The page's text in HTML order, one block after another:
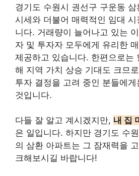
경기도 수원시 권선구 구운동
시세와 더불어 매력적인 임대
니다. 거래량이 늘어나고 있는
자 및 투자자 모두에게 유리한
제공하고 있습니다. 한편으로는
해 지역 가치 상승 기대도 크므
투자 결정을 고려 중인 분들에
것입니다.
다들 잘 알고 계시겠지만, 내 집
은 일입니다. 하지만 경기도 수
의 삼환 아파트는 그 잠재력을
크해보시길 바랍니다!